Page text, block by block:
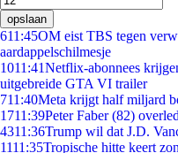
opslaan
611:45OM eist TBS tegen
aardappelschilmesje
1011:41Netflix-abonnees
uitgebreide GTA VI trailer
711:40Meta krijgt half miljard
1711:39Peter Faber (82)
4311:36Trump wil dat J.D.
1111:35Tropische hitte keert